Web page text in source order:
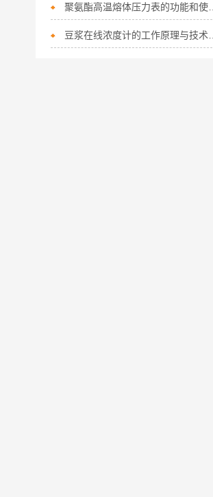
聚氨酯高温熔体压力表的功能和使用注意点